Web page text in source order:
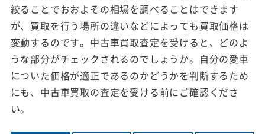
絞ることでおおよその相場を調べることはできます
が、買取を行う場所の違いなどによっても買取価格は
変動するのです。中古車買取査定を受けると、どのよ
うな部分がチェックされるのでしょうか。自分の愛車
についた価格が適正であるのかどうかを判断するため
にも、中古車買取の査定を受ける前にご確認くださ
い。